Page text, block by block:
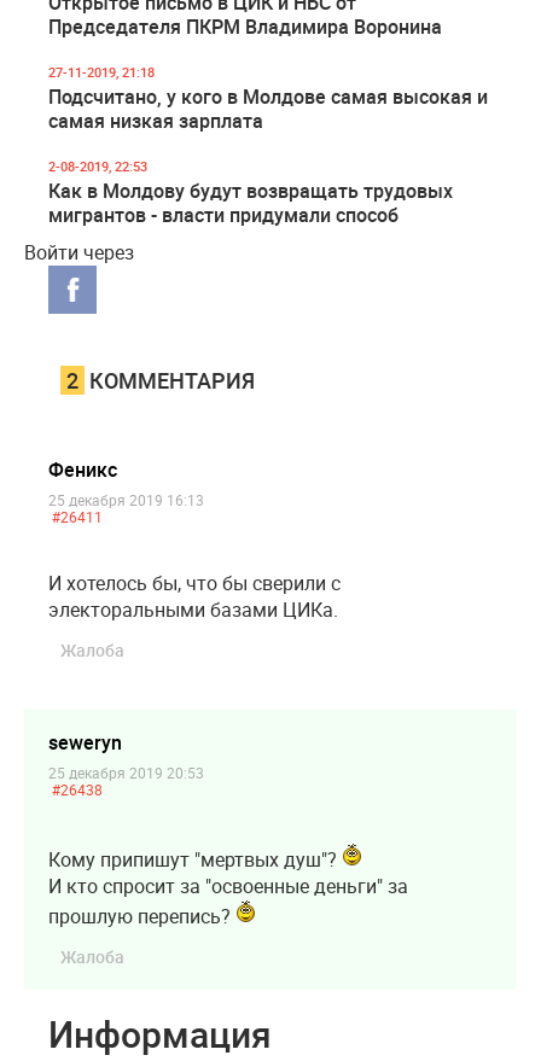
Председателя ПКРМ Владимира Воронина
27-11-2019, 21:18
Подсчитано, у кого в Молдове самая высокая и
самая низкая зарплата
2-08-2019, 22:53
Как в Молдову будут возвращать трудовых
мигрантов - власти придумали способ
Войти через
2 КОММЕНТАРИЯ
Феникс
25 декабря 2019 16:13
#26411
И хотелось бы, что бы сверили с
электоральными базами ЦИКа.
Жалоба
seweryn
25 декабря 2019 20:53
#26438
Кому припишут "мертвых душ"?
И кто спросит за "освоенные деньги" за
прошлую перепись?
Жалоба
Информация